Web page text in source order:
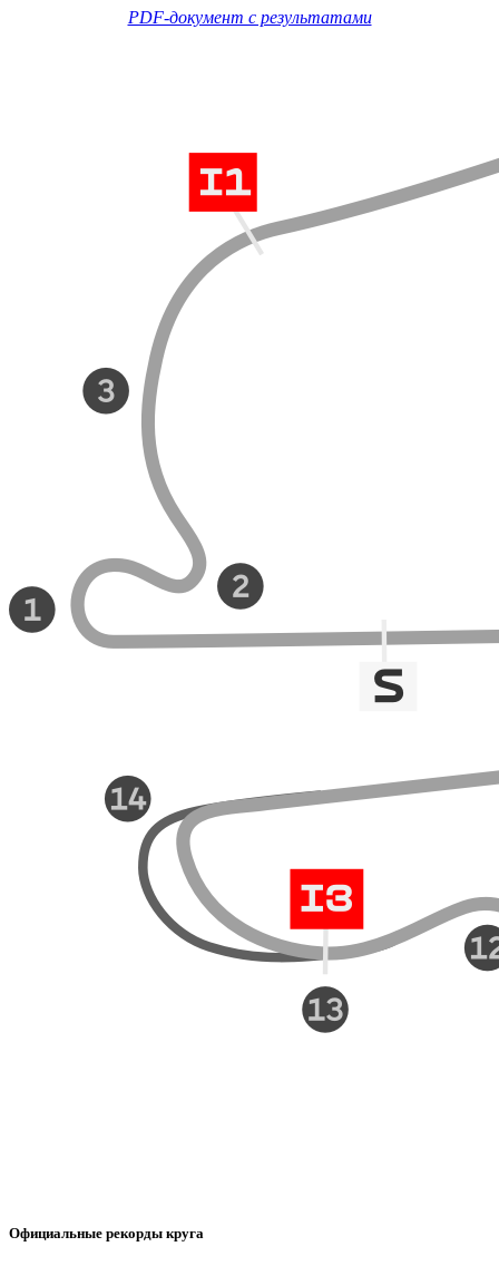
PDF-документ с результатами
Официальные рекорды круга